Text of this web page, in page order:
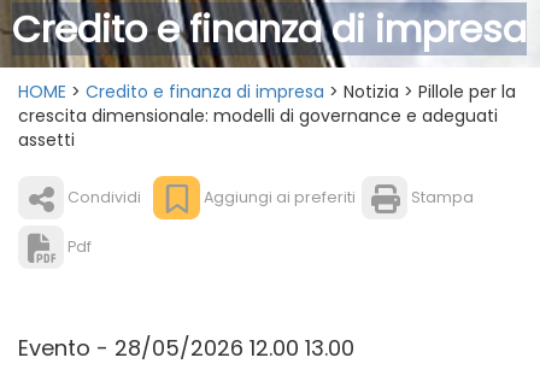
Credito e finanza di impresa
HOME > Credito e finanza di impresa > Notizia > Pillole per la
crescita dimensionale: modelli di governance e adeguati
assetti
Condividi Aggiungi ai preferiti Stampa
Pdf
Evento - 28/05/2026 12.00 13.00